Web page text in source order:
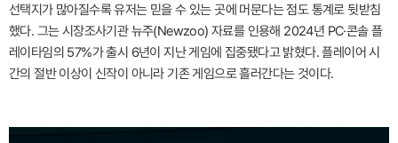
선택지가 많아질수록 유저는 믿을 수 있는 곳에 머문다는 점도 통계로 뒷받침
했다. 그는 시장조사기관 뉴주(Newzoo) 자료를 인용해 2024년 PC·콘솔 플
레이타임의 57%가 출시 6년이 지난 게임에 집중됐다고 밝혔다. 플레이어 시
간의 절반 이상이 신작이 아니라 기존 게임으로 흘러간다는 것이다.